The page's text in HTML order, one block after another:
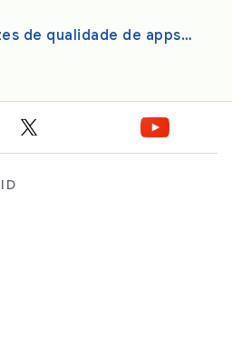
Consulte as diretrizes de qualidade de apps Android XR